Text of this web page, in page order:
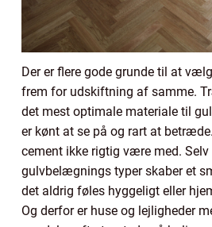
Der er flere gode grunde til at
frem for udskiftning af samme.
det mest optimale materiale til
er kønt at se på og rart at
cement ikke rigtig være med.
gulvbelægnings typer skaber et
det aldrig føles hyggeligt eller
Og derfor er huse og lejligheder